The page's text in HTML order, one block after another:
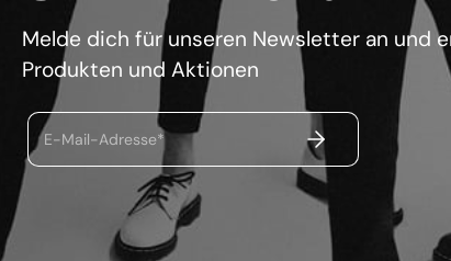
Melde dich für unseren Newsletter an und
Produkten und Aktionen
E-Mail-Adresse* ABSENDEN